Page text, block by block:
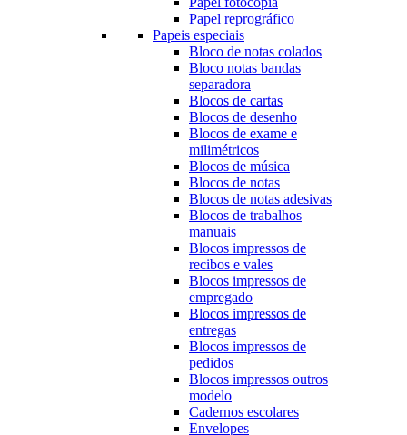
Papel reprográfico
Papeis especiais
Bloco de notas colados
Bloco notas bandas
separadora
Blocos de cartas
Blocos de desenho
Blocos de exame e
milimétricos
Blocos de música
Blocos de notas
Blocos de notas adesivas
Blocos de trabalhos
manuais
Blocos impressos de
recibos e vales
Blocos impressos de
empregado
Blocos impressos de
entregas
Blocos impressos de
pedidos
Blocos impressos outros
modelo
Cadernos escolares
Envelopes